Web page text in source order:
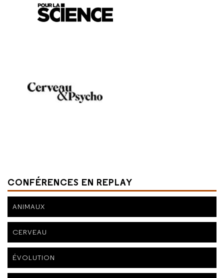
CONFÉRENCES EN REPLAY
ANIMAUX
CERVEAU
ÉVOLUTION